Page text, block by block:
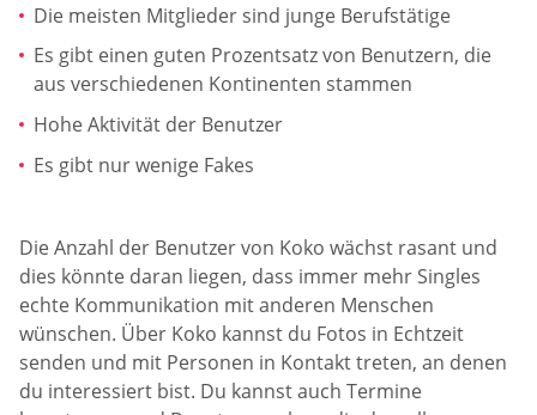
Die meisten Mitglieder sind junge Berufstätige
Es gibt einen guten Prozentsatz von Benutzern, die
aus verschiedenen Kontinenten stammen
Hohe Aktivität der Benutzer
Es gibt nur wenige Fakes
Die Anzahl der Benutzer von Koko wächst rasant und
dies könnte daran liegen, dass immer mehr Singles
echte Kommunikation mit anderen Menschen
wünschen. Über Koko kannst du Fotos in Echtzeit
senden und mit Personen in Kontakt treten, an denen
du interessiert bist. Du kannst auch Termine